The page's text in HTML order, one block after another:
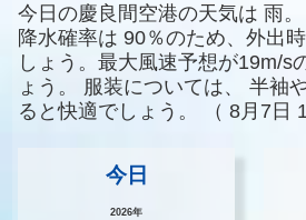
今日の慶良間空港の天気は 雨。
降水確率は 90％のため、外出
しょう。最大風速予想が19m/s
ょう。
服装については、
半袖
ると快適でしょう。
（ 8月7日
今日
2026年